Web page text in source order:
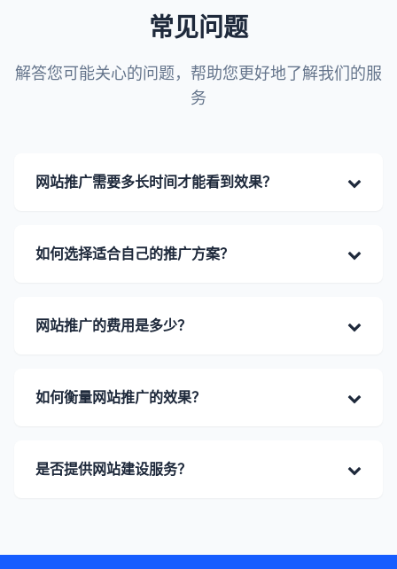
常见问题
解答您可能关心的问题，帮助您更好地了解我们的服
务
网站推广需要多长时间才能看到效果？
般来说，SEO优化需要3-6个月才能看到明显效果，
并定期提供数据分析报告，让您了解推广效果。
如何选择适合自己的推广方案？
点、目标客户群体、预算限制以及推广目标等。我们
果分析。
网站推广的费用是多少？
供多种推广套餐，价格从2999元/月到9999元/月不
广方案，费用会根据方案内容进行调整。
如何衡量网站推广的效果？
流量、关键词排名、转化率、社交媒体互动量等。我
是否提供网站建设服务？